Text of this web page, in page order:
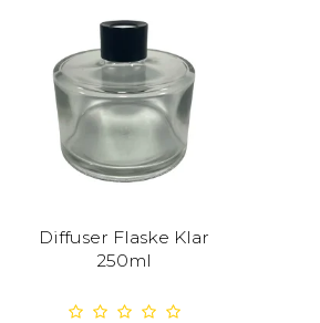
Diffuser Flaske Klar
250ml